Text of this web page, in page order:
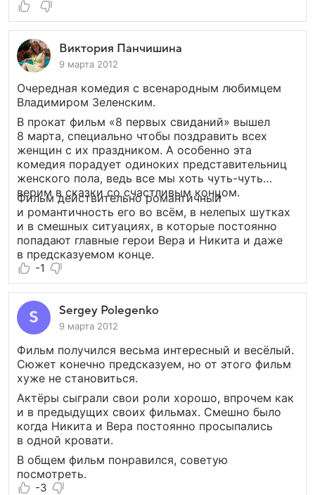
Виктория Панчишина
9 марта 2012
Очередная комедия с всенародным любимцем
Владимиром Зеленским.
В прокат фильм «8 первых свиданий» вышел
8 марта, специально чтобы поздравить всех
женщин с их праздником. А особенно эта
комедия порадует одиноких представительниц
женского пола, ведь все мы хоть чуть-чуть
верим в сказки со счастливым концом.
Фильм действительно романтичный
и романтичность его во всём, в нелепых шутках
и в смешных ситуациях, в которые постоянно
попадают главные герои Вера и Никита и даже
в предсказуемом конце.
-1
Sergey Polegenko
9 марта 2012
Фильм получился весьма интересный и весёлый.
Сюжет конечно предсказуем, но от этого фильм
хуже не становиться.
Актёры сыграли свои роли хорошо, впрочем как
и в предыдущих своих фильмах. Смешно было
когда Никита и Вера постоянно просыпались
в одной кровати.
В общем фильм понравился, советую
посмотреть.
-3